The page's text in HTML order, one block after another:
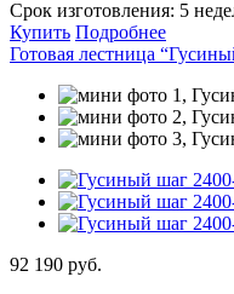
Срок изготовления: 5
Купить Подробнее
Готовая лестница
92 190 руб.